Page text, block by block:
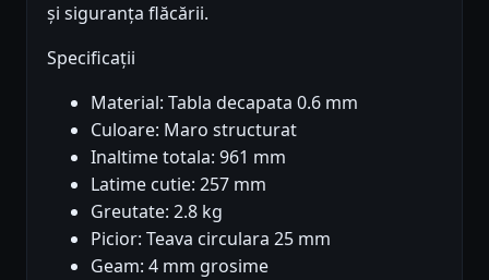
și siguranța flăcării.
Specificații
Material: Tabla decapata 0.6 mm
Culoare: Maro structurat
Inaltime totala: 961 mm
Latime cutie: 257 mm
Greutate: 2.8 kg
Picior: Teava circulara 25 mm
Geam: 4 mm grosime